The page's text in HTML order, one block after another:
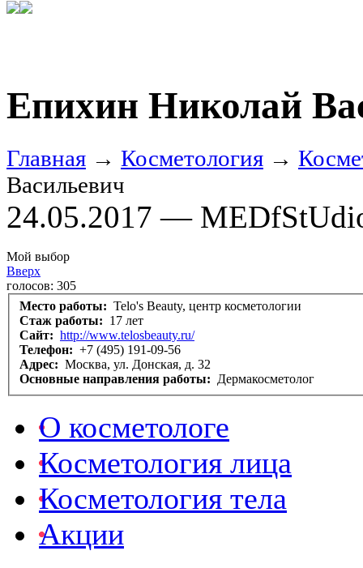
Епихин Николай
Главная → Косметология →
Васильевич
24.05.2017 —
Мой выбор
Вверх
голосов: 305
Место работы: Telo's Beauty, центр косметологии
Стаж работы: 17 лет
Сайт: http://www.telosbeauty.ru/
Телефон: +7 (495) 191-09-56
Адрес: Москва, ул. Донская, д. 32
Основные направления работы: Дермакосметолог
О косметологе
Косметология лица
Косметология тела
Акции